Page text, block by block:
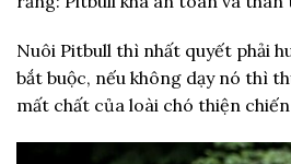
Nuôi Pitbull thì nhất quyết phải
bắt buộc, nếu không dạy nó thì
mất chất của loài chó thiện chiến